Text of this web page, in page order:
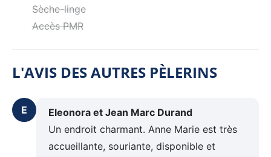
Sèche-linge
Accès PMR
L'AVIS DES AUTRES PÈLERINS
E
Eleonora et Jean Marc Durand
Un endroit charmant. Anne Marie est très
accueillante, souriante, disponible et